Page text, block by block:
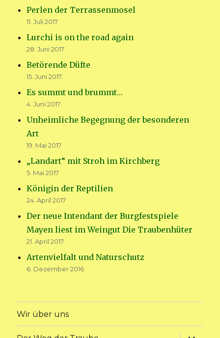
Perlen der Terrassenmosel
11. Juli 2017
Lurchi is on the road again
28. Juni 2017
Betörende Düfte
15. Juni 2017
Es summt und brummt…
4. Juni 2017
Unheimliche Begegnung der besonderen
Art
19. Mai 2017
„Landart“ mit Stroh im Kirchberg
5. Mai 2017
Königin der Reptilien
24. April 2017
Der neue Intendant der Burgfestspiele
Mayen liest im Weingut Die Traubenhüter
21. April 2017
Artenvielfalt und Naturschutz
6. Dezember 2016
Wir über uns